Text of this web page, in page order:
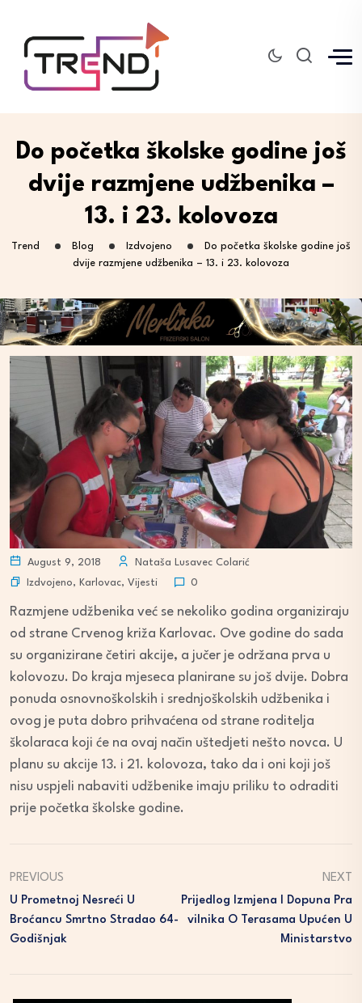
Do početka školske godine još
dvije razmjene udžbenika –
13. i 23. kolovoza
Trend Blog Izdvojeno
Do početka školske godine još
dvije razmjene udžbenika – 13. i 23. kolovoza
August 9, 2018
Nataša Lusavec Colarić
Izdvojeno, Karlovac, Vijesti 0
Razmjene udžbenika već se nekoliko godina organiziraju
od strane Crvenog križa Karlovac. Ove godine do sada
su organizirane četiri akcije, a jučer je održana prva u
kolovozu. Do kraja mjeseca planirane su još dvije. Dobra
ponuda osnovnoškolskih i srednjoškolskih udžbenika i
ovog je puta dobro prihvaćena od strane roditelja
školaraca koji će na ovaj način uštedjeti nešto novca. U
planu su akcije 13. i 21. kolovoza, tako da i oni koji još
nisu uspjeli nabaviti udžbenike imaju priliku to odraditi
prije početka školske godine.
PREVIOUS
U Prometnoj Nesreći U
Broćancu Smrtno Stradao 64-
Godišnjak
NEXT
Prijedlog Izmjena I Dopuna Pra
Vilnika O Terasama Upućen U
Ministarstvo